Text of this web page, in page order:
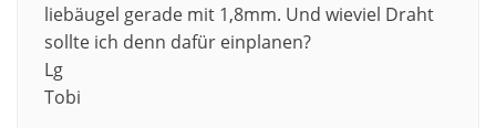
liebäugel gerade mit 1,8mm. Und wieviel Draht
sollte ich denn dafür einplanen?
Lg
Tobi